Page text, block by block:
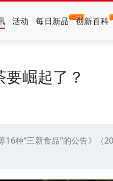
活动 每日新品 创新百科
崛起了？
种“三新食品”的公告》（